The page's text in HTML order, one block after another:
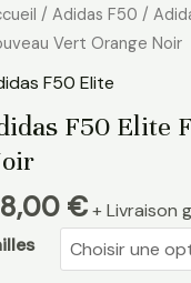
/ Adidas F50 /
Vert Orange Noir
F50 Elite
F50 Elite
€ + Livraison